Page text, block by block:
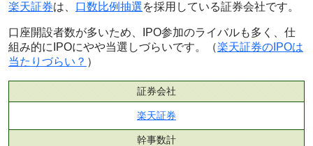
楽天証券は、 口数比例抽選を採用している証券会社です。
口座開設者数が多いため、IPO参加のライバルも多く、仕
組み的にIPOにやや当選しづらいです。（楽天証券のIPOは
当たりづらい？ ）
証券会社
楽天証券
幹事数計